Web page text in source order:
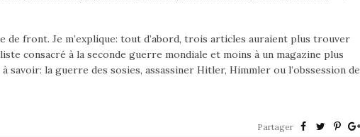
de front. Je m’explique: tout d’abord, trois articles auraient plus trouver
consacré à la seconde guerre mondiale et moins à un magazine plus
savoir: la guerre des sosies, assassiner Hitler, Himmler ou l’obssession de
Partager